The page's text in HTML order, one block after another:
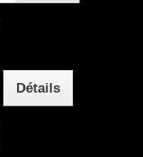
Détails